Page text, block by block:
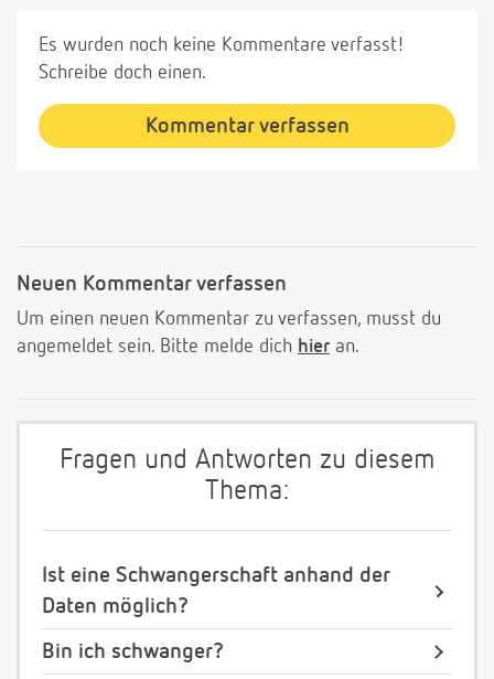
Es wurden noch keine Kommentare verfasst!
Schreibe doch einen.
Kommentar verfassen
Neuen Kommentar verfassen
Um einen neuen Kommentar zu verfassen, musst du
angemeldet sein. Bitte melde dich hier an.
Fragen und Antworten zu diesem
Thema:
Ist eine Schwangerschaft anhand der
Daten möglich?
Bin ich schwanger?